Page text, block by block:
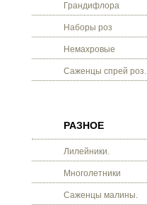
Грандифлора
Наборы роз
Немахровые
Саженцы спрей роз.
РАЗНОЕ
Лилейники.
Многолетники
Саженцы малины.